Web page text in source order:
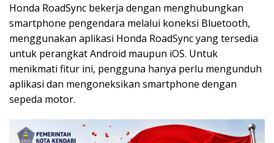
Honda RoadSync bekerja dengan menghubungkan
smartphone pengendara melalui koneksi Bluetooth,
menggunakan aplikasi Honda RoadSync yang tersedia
untuk perangkat Android maupun iOS. Untuk
menikmati fitur ini, pengguna hanya perlu mengunduh
aplikasi dan mengoneksikan smartphone dengan
sepeda motor.